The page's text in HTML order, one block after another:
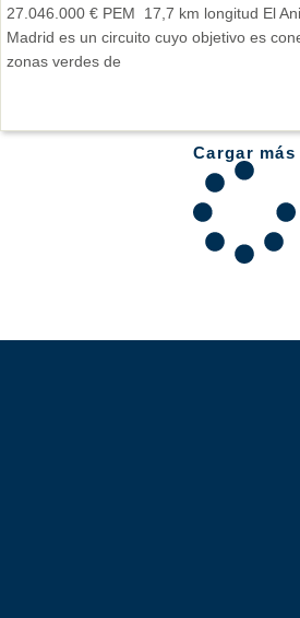
27.046.000 € PEM 17,7 km longitud El
Madrid es un circuito cuyo objetivo es
zonas verdes de
Cargar más